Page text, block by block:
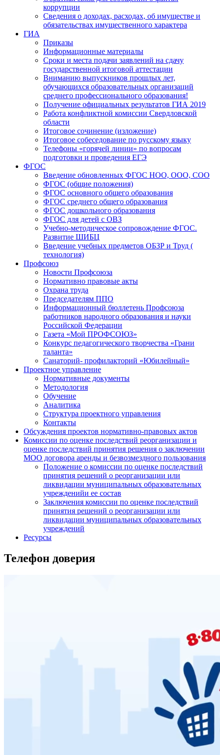
коррупции
Сведения о доходах, расходах, об имуществе и
обязательствах имущественного характера
ГИА
Приказы
Информационные материалы
Сроки и места подачи заявлений на сдачу
государственной итоговой аттестации
Вниманию выпускников прошлых лет,
обучающихся образовательных организаций
среднего профессионального образования!
Получение официальных результатов ГИА 2019
Работа конфликтной комиссии Свердловской
области
Итоговое сочинение (изложение)
Итоговое собеседование по русскому языку
Телефоны «горячей линии» по вопросам
подготовки и проведения ЕГЭ
ФГОС
Введение обновленных ФГОС НОО, ООО, СОО
ФГОС (общие положения)
ФГОС основного общего образования
ФГОС среднего общего образования
ФГОС дошкольного образования
ФГОС для детей с ОВЗ
Учебно-методическое сопровождение ФГОС.
Развитие ШИБЦ
Введение учебных предметов ОБЗР и Труд (
технология)
Профсоюз
Новости Профсоюза
Нормативно правовые акты
Охрана труда
Председателям ППО
Информационный бюллетень Профсоюза
работников народного образования и науки
Российской Федерации
Газета «Мой ПРОФСОЮЗ»
Конкурс педагогического творчества «Грани
таланта»
Санаторий- профилакторий «Юбилейный»
Проектное управление
Нормативные документы
Методология
Обучение
Аналитика
Структура проектного управления
Контакты
Обсуждения проектов нормативно-правовых актов
Комиссии по оценке последствий реорганизации и
оценке последствий принятия решения о заключении
МОО договора аренды и безвозмездного пользования
Положение о комиссии по оценке последствий
принятия решений о реорганизации или
ликвидации муниципальных образовательных
учрежденийи ее состав
Заключения комиссии по оценке последствий
принятия решений о реорганизации или
ликвидации муниципальных образовательных
учреждений
Ресурсы
Телефон доверия